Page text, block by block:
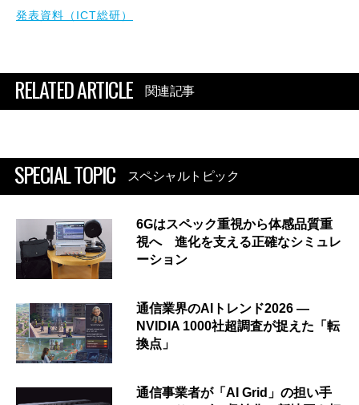
発表資料（ICT総研）
RELATED ARTICLE 関連記事
SPECIAL TOPIC スペシャルトピック
6Gはスペック重視から体感品質重
視へ 進化を支える正確なシミュレ
ーション
通信業界のAIトレンド2026 ―
NVIDIA 1000社超調査が捉えた「転
換点」
通信事業者が「AI Grid」の担い手